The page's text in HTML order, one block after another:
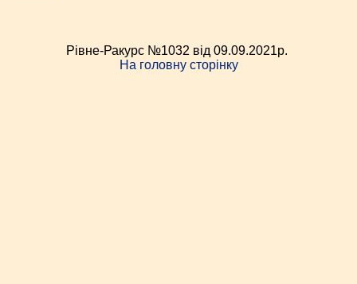
Рівне-Ракурс №1032 від 09.09.2021p.
На головну сторінку